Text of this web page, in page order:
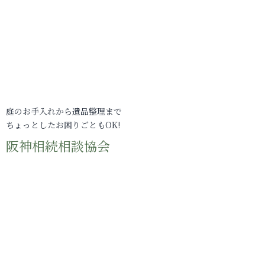
庭のお手入れから遺品整理まで
ちょっとしたお困りごともOK!
阪神相続相談協会